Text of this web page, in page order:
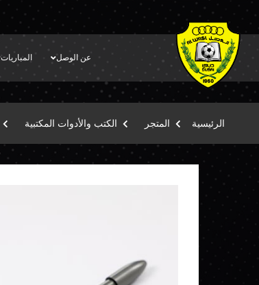
عن الوصل المباريات
الرئيسية المتجر الكتب والأدوات المكتبية